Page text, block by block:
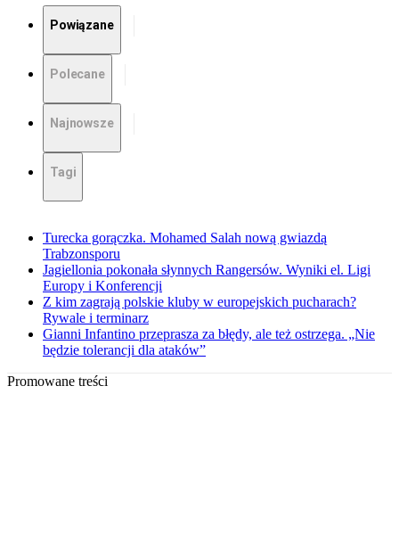
Powiązane
Polecane
Najnowsze
Tagi
Turecka gorączka. Mohamed Salah nową gwiazdą
Trabzonsporu
Jagiellonia pokonała słynnych Rangersów. Wyniki el. Ligi
Europy i Konferencji
Z kim zagrają polskie kluby w europejskich pucharach?
Rywale i terminarz
Gianni Infantino przeprasza za błędy, ale też ostrzega. „Nie
będzie tolerancji dla ataków”
Promowane treści